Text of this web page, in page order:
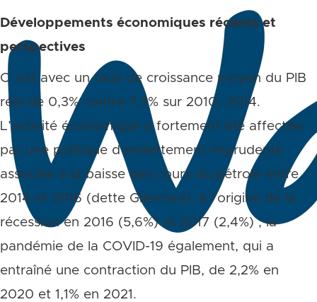
Développements économiques récents et
perspectives
C’ est avec un taux de croissance moyen du PIB
réel de 0,3% contre 7,3% sur 2010- 2014.
L’activité économique a fortement été affectée
par une politique d’endettement imprudente
associée à la baisse des cours du pétrole entre
2014 et 2016 (dette Glencore), à l’origine de la
récession en 2016 (5,6%) et 2017 (2,4%) ; la
pandémie de la COVID-19 également, qui a
entraîné une contraction du PIB, de 2,2% en
2020 et 1,1% en 2021.